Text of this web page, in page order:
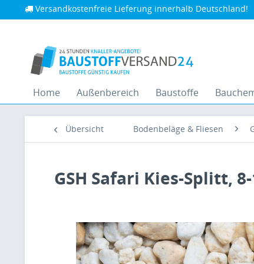
Versandkostenfreie Lieferung innerhalb Deutschland!
Home Außenbereich Baustoffe
Übersicht Bodenbeläge & Fliesen
GSH Safari Kies-Splitt,